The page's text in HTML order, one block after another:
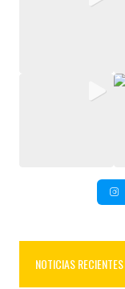
NOTICIAS RECIENTES